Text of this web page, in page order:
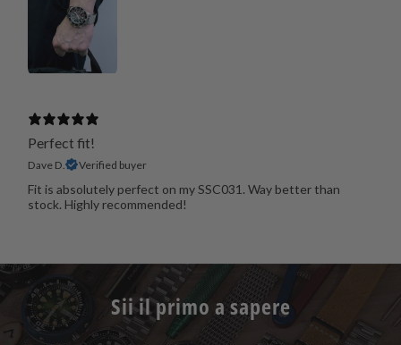
Perfect fit!
Dave D. Verified buyer
Fit is absolutely perfect on my SSC031. Way better than
stock. Highly recommended!
Sii il primo a sapere